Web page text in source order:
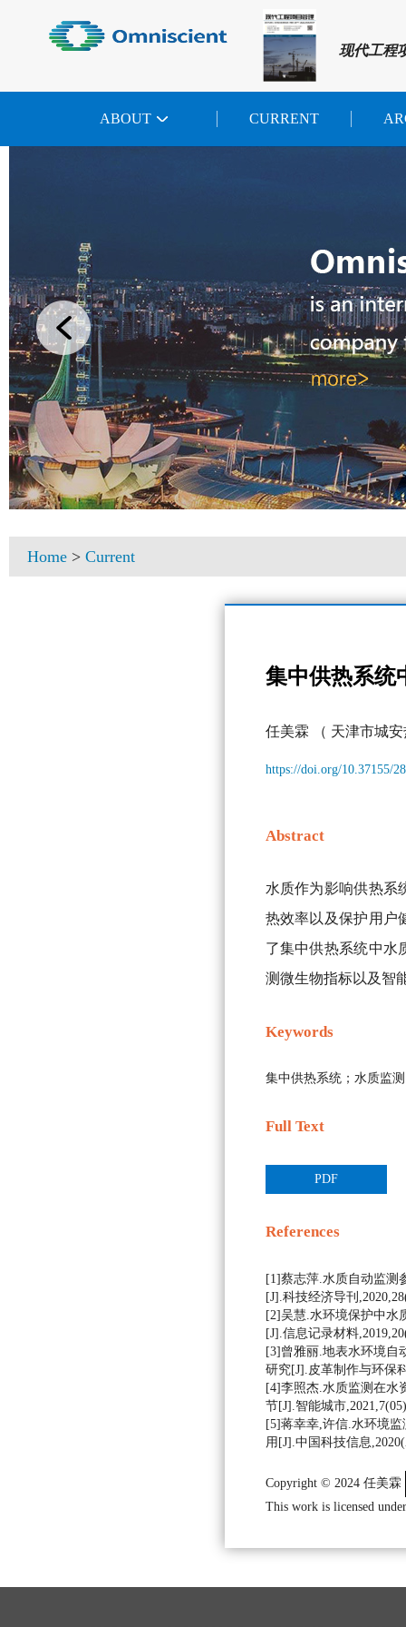
现代工程
ABOUT CURRENT
Home > Current
集中供热系统
任美霖 （ 天津市城
https://doi.org/10.37155/
Abstract
水质作为影响供热系
热效率以及保护用户
了集中供热系统中水
测微生物指标以及智
Keywords
集中供热系统；水质监
Full Text
PDF
References
[1]蔡志萍.水质自动监测
[J].科技经济导刊
[2]吴慧.水环境保护中水
[J].信息记录材料
[3]曾雅丽.地表水环境自
研究[J].皮革制作与环保
[4]李照杰.水质监测在水
节[J].智能城市
[5]蒋幸幸,许信.水环境
用[J].中国科技信息
Copyright © 2024 任美霖
This work is licensed